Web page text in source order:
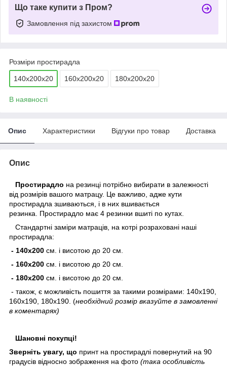
Що таке купити з Пром?
Замовлення під захистом
Розміри простирадла
140х200х20 160х200х20 180х200х20
В наявності
Опис Характеристики Відгуки про товар Доставка
Опис
Простирадло на резинці потрібно вибирати в залежності
від розмірів вашого матрацу. Це важливо, адже кути
простирадла зшиваються, і в них вшивається
резинка. Простирадло має 4 резинки вшиті по кутах.
Стандартні заміри матраців, на котрі розраховані наші
простирадла:
- 140х200 см. і висотою до 20 см.
- 160х200 см. і висотою до 20 см.
- 180х200 см. і висотою до 20 см.
- також, є можливість пошиття за такими розмірами: 140х190,
160х190, 180х190 . (необхідний розмір вказуйте в замовленні
в коментарях)
Шановні покупці!
Зверніть увагу, що принт на простирадлі повернутий на 90
градусів відносно зображення на фото (така особливість